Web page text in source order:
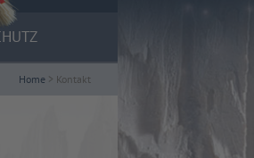
Home > Kontakt